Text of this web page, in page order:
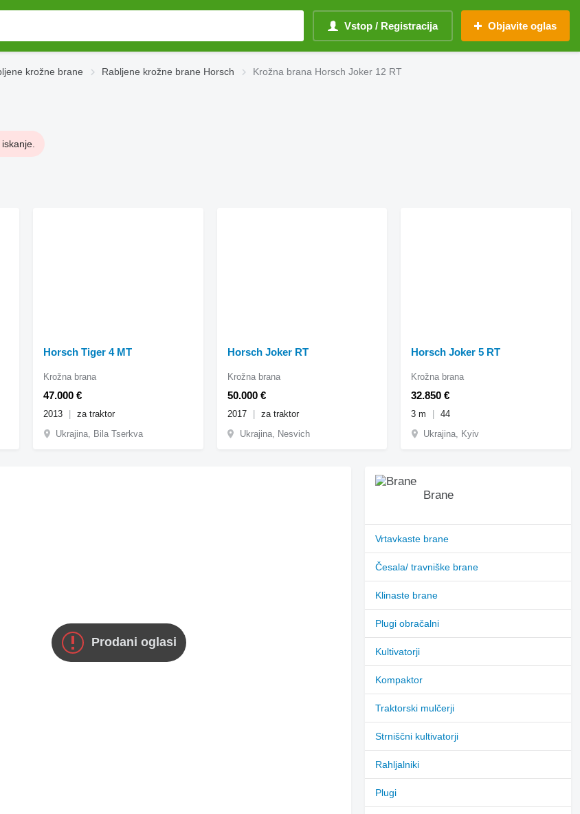
Vstop / Registracija Objavite oglas
krožne brane Rabljene krožne brane Horsch Krožna brana Horsch Joker 12 RT
Horsch Tiger 4 MT
47.000 €
Krožna brana
2013
za traktor
Ukrajina, Bila Tserkva
Horsch Joker RT
50.000 €
Krožna brana
2017
za traktor
Ukrajina, Nesvich
Horsch Joker 5 RT
32.850 €
Krožna brana
3 m
44
Ukrajina, Kyiv
Prodani oglasi
Brane
Vrtavkaste brane
Česala/ travniške brane
Klinaste brane
Plugi obračalni
Kultivatorji
Kompaktor
Traktorski mulčerji
Strniščni kultivatorji
Rahljalniki
Plugi